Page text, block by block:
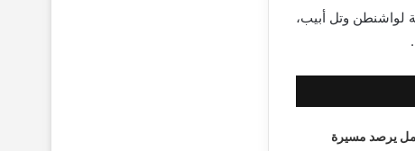
لواشنطن وتل أبيب،
يرصد مسيرة